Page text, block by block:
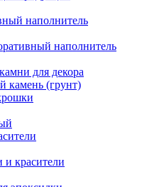
наполнитель
наполнитель
для декора
камень (грунт)
и красители